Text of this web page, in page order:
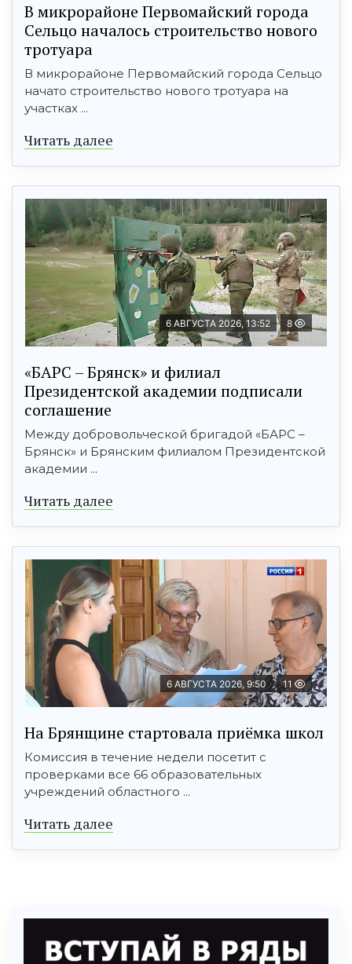
В микрорайоне Первомайский города
Сельцо началось строительство нового
тротуара
В микрорайоне Первомайский города Сельцо
начато строительство нового тротуара на
участках ...
Читать далее
6 АВГУСТА 2026, 13:52 8
«БАРС – Брянск» и филиал
Президентской академии подписали
соглашение
Между добровольческой бригадой «БАРС –
Брянск» и Брянским филиалом Президентской
академии ...
Читать далее
6 АВГУСТА 2026, 9:50 11
На Брянщине стартовала приёмка школ
Комиссия в течение недели посетит с
проверками все 66 образовательных
учреждений областного ...
Читать далее